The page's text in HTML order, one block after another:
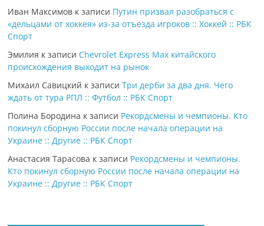
Иван Максимов к записи Путин призвал разобраться с
«дельцами от хоккея» из-за отъезда игроков :: Хоккей :: РБК
Спорт
Эмилия к записи Chevrolet Express Max китайского
происхождения выходит на рынок
Михаил Савицкий к записиТри дерби за два дня. Чего
ждать от тура РПЛ :: Футбол :: РБК Спорт
Полина Бородина к записи Рекордсмены и чемпионы. Кто
покинул сборную России после начала операции на
Украине :: Другие :: РБК Спорт
Анастасия Тарасова к записи Рекордсмены и чемпионы.
Кто покинул сборную России после начала операции на
Украине :: Другие :: РБК Спорт